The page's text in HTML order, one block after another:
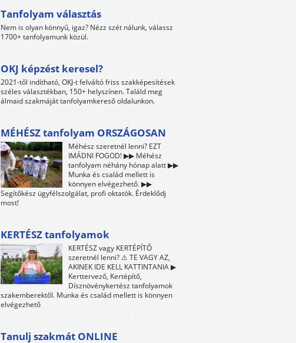
Tanfolyam választás
Nem is olyan könnyű, igaz? Nézz szét nálunk, válassz
1700+ tanfolyamunk közül.
OKJ képzést keresel?
2021-től indítható, OKJ-t felváltó friss szakképesítések
széles választékban, 150+ helyszínen. Találd meg
álmaid szakmáját tanfolyamkereső oldalunkon.
MÉHÉSZ tanfolyam ORSZÁGOSAN
Méhész szeretnél lenni? EZT
IMÁDNI FOGOD! ▶▶ Méhész
tanfolyam néhány hónap alatt ▶▶
Munka és család mellett is
könnyen elvégezhető. ▶▶
Segítőkész ügyfélszolgálat, profi oktatók. Érdeklődj
most!
KERTÉSZ tanfolyamok
KERTÉSZ vagy KERTÉPÍTŐ
szeretnél lenni? ⚠ TE VAGY AZ,
AKINEK IDE KELL KATTINTANIA ▶
Kerttervező, Kertépítő,
Dísznövénykertész tanfolyamok
szakemberektől. Munka és család mellett is könnyen
elvégezhető
Tanulj szakmát ONLINE